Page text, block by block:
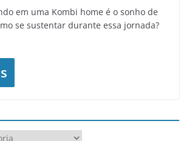
em uma Kombi home é o sonho de
se sustentar durante essa jornada?